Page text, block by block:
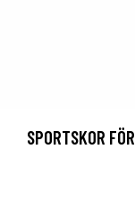
SPORTSKOR